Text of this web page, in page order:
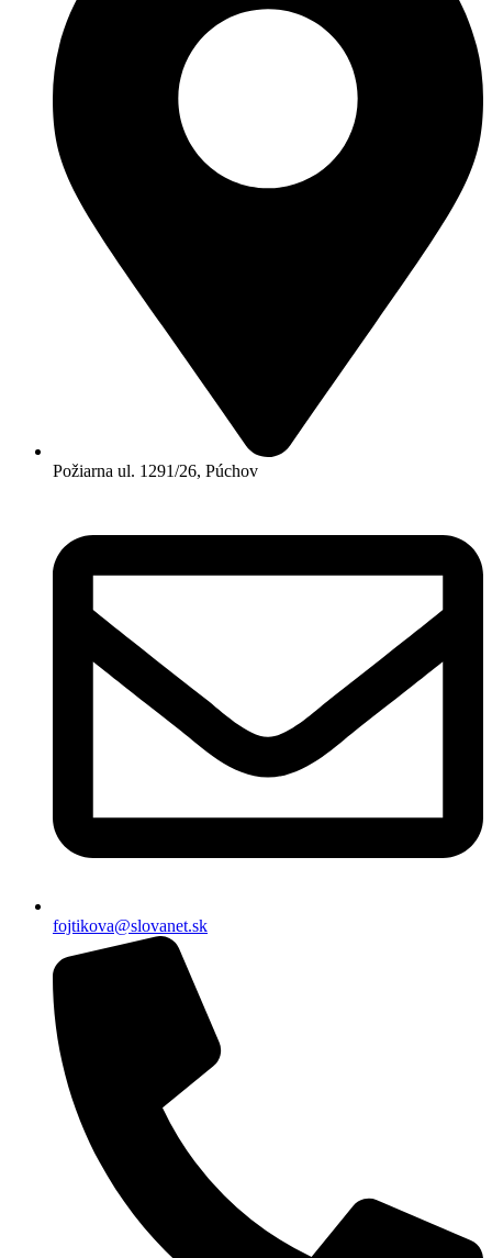
Požiarna ul. 1291/26, Púchov
fojtikova@slovanet.sk